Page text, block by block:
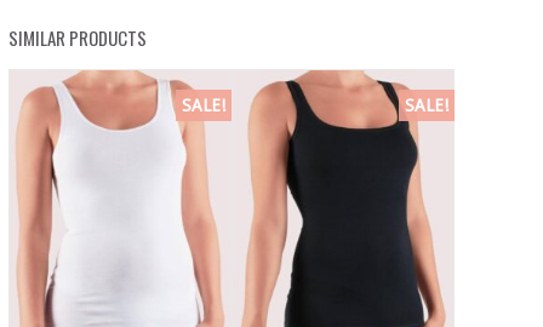
SIMILAR PRODUCTS
SALE! SALE!